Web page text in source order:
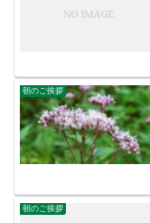
朝のご挨拶
朝のご挨拶